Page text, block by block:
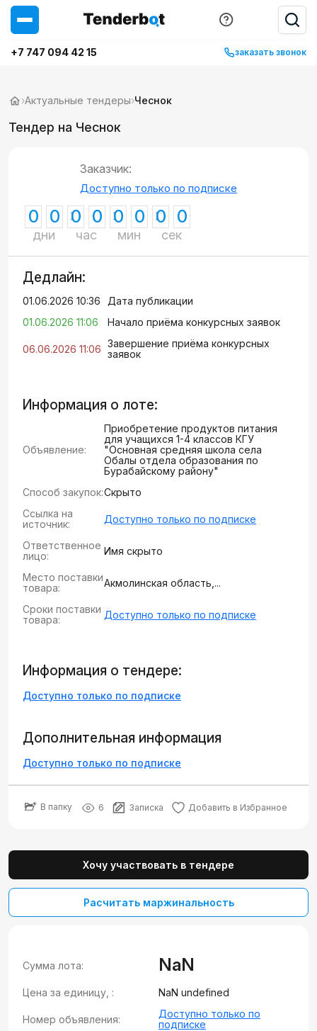
+7 747 094 42 15 заказать звонок
›Актуальные тендеры›Чеснок
Тендер на Чеснок
Заказчик:
Доступно только по подписке
0 0
дни
0 0
час
0 0
мин
0 0
сек
Дедлайн:
01.06.2026 10:36
Дата публикации
01.06.2026 11:06
Начало приёма конкурсных заявок
06.06.2026 11:06 Завершение приёма конкурсных
заявок
Информация о лоте:
Объявление:
Приобретение продуктов питания
для учащихся 1-4 классов КГУ
"Основная средняя школа села
Обалы отдела образования по
Бурабайскому району"
Способ закупок:Скрыто
Ссылка на
источник:
Доступно только по подписке
Ответственное
лицо:
Имя скрыто
Место поставки
товара:
Акмолинская область,...
Сроки поставки
товара:
Доступно только по подписке
Информация о тендере:
Доступно только по подписке
Дополнительная информация
Доступно только по подписке
В папку 6 Записка Добавить в Избранное
Хочу участвовать в тендере
Расчитать маржинальность
Сумма лота: NaN
Цена за единицу, : NaN undefined
Номер объявления:
Доступно только по
подписке